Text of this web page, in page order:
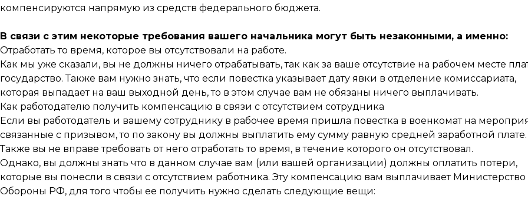
компенсируются напрямую из средств федерального бюджета.
В связи с этим некоторые требования вашего начальника могут быть незаконными, а именно:
Отработать то время, которое вы отсутствовали на работе.
Как мы уже сказали, вы не должны ничего отрабатывать, так как за ваше отсутствие на рабочем месте
государство. Также вам нужно знать, что если повестка указывает дату явки в отделение комиссариата,
которая выпадает на ваш выходной день, то в этом случае вам не обязаны ничего выплачивать.
Как работодателю получить компенсацию в связи с отсутствием сотрудника
Если вы работодатель и вашему сотруднику в рабочее время пришла повестка в военкомат на
связанные с призывом, то по закону вы должны выплатить ему сумму равную средней заработной плате.
Также вы не вправе требовать от него отработать то время, в течение которого он отсутствовал.
Однако, вы должны знать что в данном случае вам (или вашей организации) должны оплатить потери,
которые вы понесли в связи с отсутствием работника. Эту компенсацию вам выплачивает Министерство
Обороны РФ, для того чтобы ее получить нужно сделать следующие вещи: